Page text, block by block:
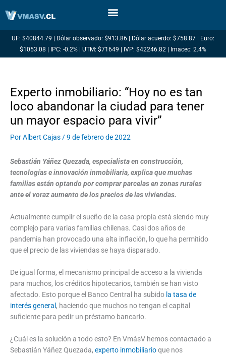
UF: $40844.79 | Dólar observado: $913.86 | Dólar acuerdo: $758.87 | Euro:
$1053.08 | IPC: -0.2% | UTM: $71649 | IVP: $42246.82 | Imacec: 2.4%
Experto inmobiliario: “Hoy no es tan
loco abandonar la ciudad para tener
un mayor espacio para vivir”
PorAlbert Cajas /9 de febrero de 2022
Sebastián Yáñez Quezada, especialista en construcción,
tecnologías e innovación inmobiliaria, explica que muchas
familias están optando por comprar parcelas en zonas rurales
ante el voraz aumento de los precios de las viviendas.
Actualmente cumplir el sueño de la casa propia está siendo muy
complejo para varias familias chilenas. Casi dos años de
pandemia han provocado una alta inflación, lo que ha permitido
que el precio de las viviendas se haya disparado.
De igual forma, el mecanismo principal de acceso a la vivienda
para muchos, los créditos hipotecarios, también se han visto
afectado. Esto porque el Banco Central ha subido la tasa de
interés general , haciendo que muchos no tengan el capital
suficiente para pedir un préstamo bancario.
¿Cuál es la solución a todo esto? En VmásV hemos contactado a
Sebastián Yáñez Quezada, experto inmobiliarioque nos